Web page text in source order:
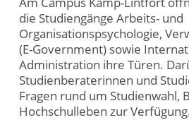
die Studiengänge Arbeits- und
Organisationspsychologie,
(E-Government) sowie
Administration ihre Türen.
Studienberaterinnen und
Fragen rund um Studienwahl,
Hochschulleben zur